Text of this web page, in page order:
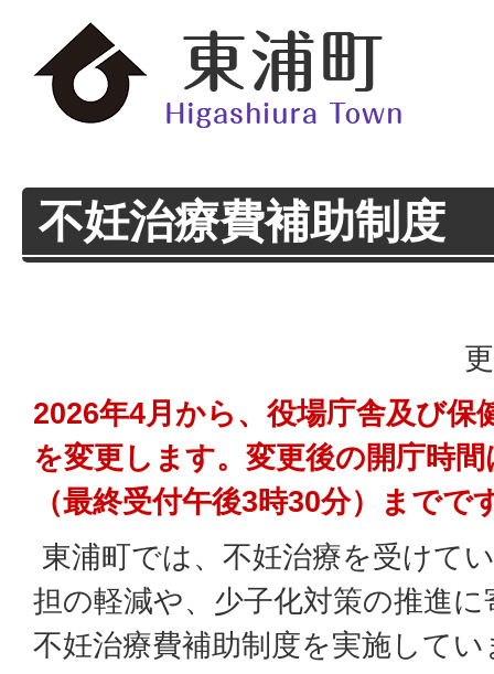
不妊治療費補助制度
2026年4月から、役場庁舎及び保
を変更します。変更後の開庁時
（最終受付午後3時30分）までで
東浦町では、不妊治療を受けて
担の軽減や、少子化対策の推進
不妊治療費補助制度を実施してい